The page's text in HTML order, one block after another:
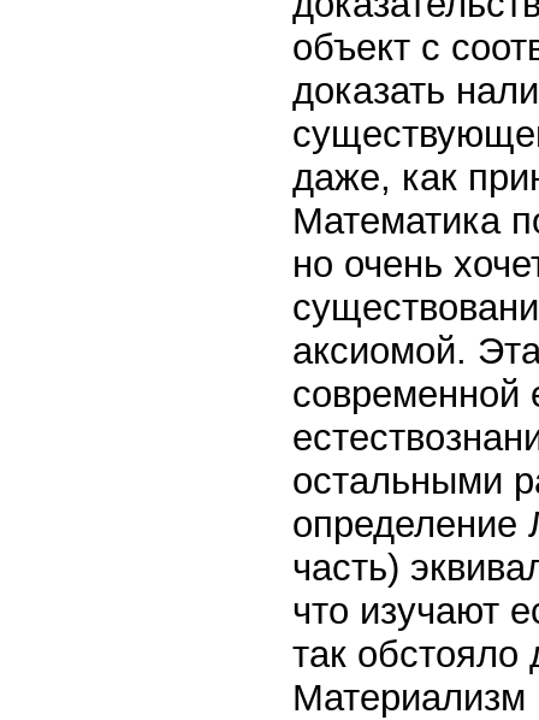
объект с
доказать
даже, как
Математика
но очень
аксиомой.
современной
остальными
определение
часть)
что изучают
так обстояло
Материализм